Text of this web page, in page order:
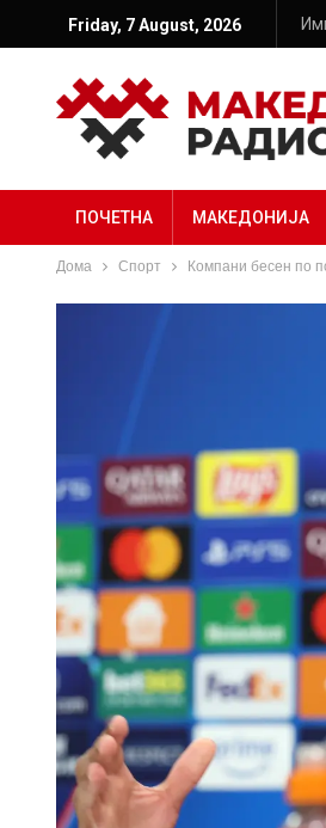
Friday, 7 August, 2026
ПОЧЕТНА МАКЕДОНИЈА
Дома Спорт Компани бесен по